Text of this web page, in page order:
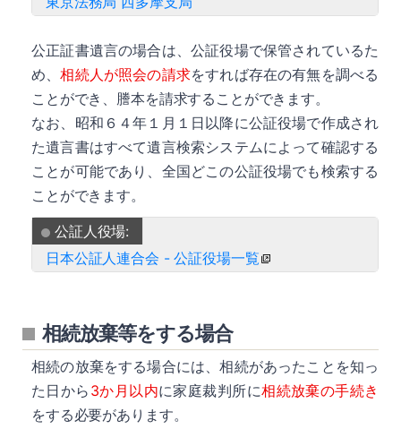
公正証書遺言の場合は、公証役場で保管されているた
め、相続人が照会の請求をすれば存在の有無を調べる
ことができ、謄本を請求することができます。
なお、昭和６４年１月１日以降に公証役場で作成され
た遺言書はすべて遺言検索システムによって確認する
ことが可能であり、全国どこの公証役場でも検索する
ことができます。
公証人役場:
日本公証人連合会 - 公証役場一覧
相続放棄等をする場合
相続の放棄をする場合には、相続があったことを知っ
た日から 3か月以内に家庭裁判所に相続放棄の手続き
をする必要があります。